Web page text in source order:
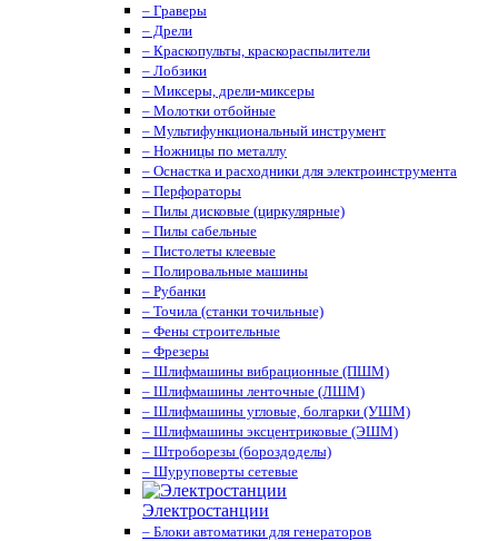
– Граверы
– Дрели
– Краскопульты, краскораспылители
– Лобзики
– Миксеры, дрели-миксеры
– Молотки отбойные
– Мультифункциональный инструмент
– Ножницы по металлу
– Оснастка и расходники для электроинструмента
– Перфораторы
– Пилы дисковые (циркулярные)
– Пилы сабельные
– Пистолеты клеевые
– Полировальные машины
– Рубанки
– Точила (станки точильные)
– Фены строительные
– Фрезеры
– Шлифмашины вибрационные (ПШМ)
– Шлифмашины ленточные (ЛШМ)
– Шлифмашины угловые, болгарки (УШМ)
– Шлифмашины эксцентриковые (ЭШМ)
– Штроборезы (бороздоделы)
– Шуруповерты сетевые
Электростанции
– Блоки автоматики для генераторов